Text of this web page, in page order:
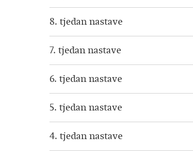
8. tjedan nastave
7. tjedan nastave
6. tjedan nastave
5. tjedan nastave
4. tjedan nastave